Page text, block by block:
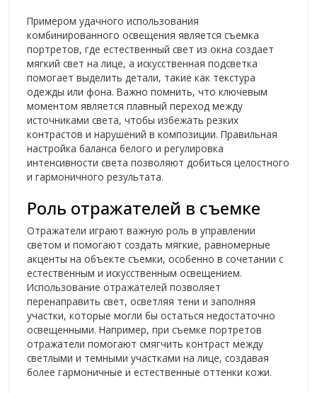
Примером удачного использования
комбинированного освещения является съемка
портретов, где естественный свет из окна создает
мягкий свет на лице, а искусственная подсветка
помогает выделить детали, такие как текстура
одежды или фона. Важно помнить, что ключевым
моментом является плавный переход между
источниками света, чтобы избежать резких
контрастов и нарушений в композиции. Правильная
настройка баланса белого и регулировка
интенсивности света позволяют добиться целостного
и гармоничного результата.
Роль отражателей в съемке
Отражатели играют важную роль в управлении
светом и помогают создать мягкие, равномерные
акценты на объекте съемки, особенно в сочетании с
естественным и искусственным освещением.
Использование отражателей позволяет
перенаправить свет, осветляя тени и заполняя
участки, которые могли бы остаться недостаточно
освещенными. Например, при съемке портретов
отражатели помогают смягчить контраст между
светлыми и темными участками на лице, создавая
более гармоничные и естественные оттенки кожи.